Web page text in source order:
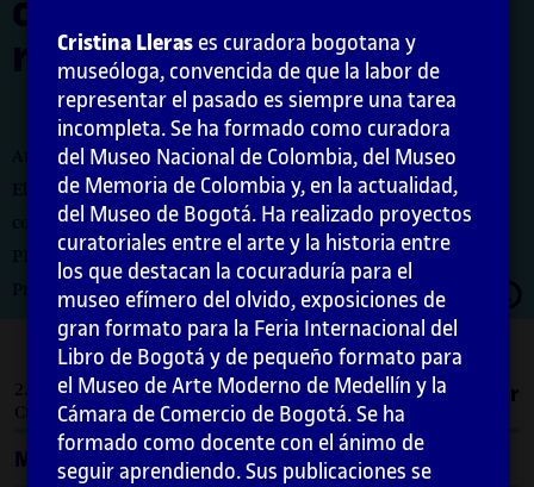
redefine
Autora: Cristina Lleras
El encargo y la creación de este material docente han sido
coordinados por la profesora: Maria Iñigo
Primera edición: febrero 2021
2. Formas de hacer y casos de estudio / 2.2.
Curaduría colaborativa
Imprimir
Menú
Cristina Lleras es curadora bogotana y
museóloga, convencida de que la labor de
representar el pasado es siempre una tarea
incompleta. Se ha formado como curadora
del Museo Nacional de Colombia, del Museo
de Memoria de Colombia y, en la actualidad,
del Museo de Bogotá. Ha realizado proyectos
curatoriales entre el arte y la historia entre
los que destacan la cocuraduría para el
museo efímero del olvido, exposiciones de
gran formato para la Feria Internacional del
Libro de Bogotá y de pequeño formato para
el Museo de Arte Moderno de Medellín y la
Cámara de Comercio de Bogotá. Se ha
formado como docente con el ánimo de
seguir aprendiendo. Sus publicaciones se